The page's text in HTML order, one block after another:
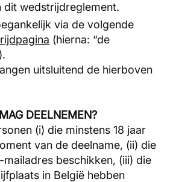
dit wedstrijdreglement.
via de volgende
(hierna: “de
uitsluitend de hierboven
DEELNEMEN?
(i) die minstens 18 jaar
van de deelname, (ii) die
beschikken, (iii) die
in België hebben